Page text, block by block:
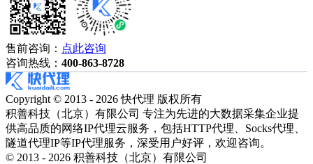
售前咨询： 点此咨询
咨询热线： 400-863-8728
Copyright © 2013 - 2026 快代理 版权所有
积善科技（北京）有限公司 专注为先进的大数据采集企业提
供高品质的网络IP代理云服务，包括HTTP代理、Socks代理、
隧道代理IP等IP代理服务，深受用户好评，欢迎咨询。
© 2013 - 2026 积善科技（北京）有限公司